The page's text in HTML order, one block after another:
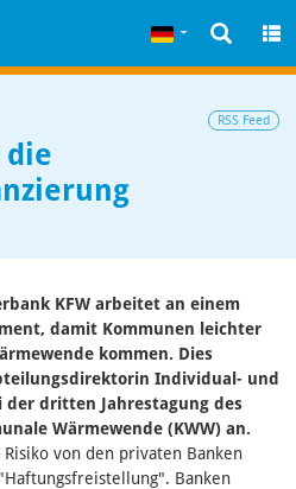
Zum Cookiehinweis Deutsch
RSS Feed
die
KFW arbeitet an einem
damit Kommunen leichter
kommen. Dies
Individual- und
der dritten Jahrestagung des
Wärmewende (KWW) an.
von den privaten Banken
Banken